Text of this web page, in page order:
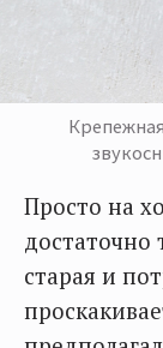
Просто на
достаточно
старая и